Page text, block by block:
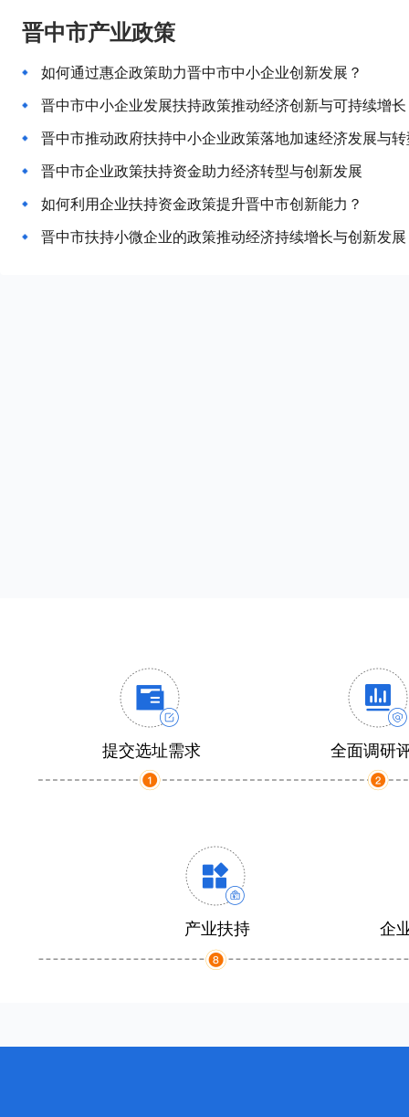
晋中市产业政策
如何通过惠企政策助力晋中市中小企业创新发展？
晋中市中小企业发展扶持政策推动经济创新与可持续增长
晋中市推动政府扶持中小企业政策落地加速经济发展与
晋中市企业政策扶持资金助力经济转型与创新发展
如何利用企业扶持资金政策提升晋中市创新能力？
晋中市扶持小微企业的政策推动经济持续增长与创新发展
提交选址需求 全面调研
产业扶持 企